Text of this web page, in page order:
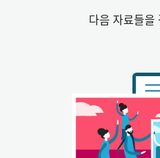
다음 자료들을